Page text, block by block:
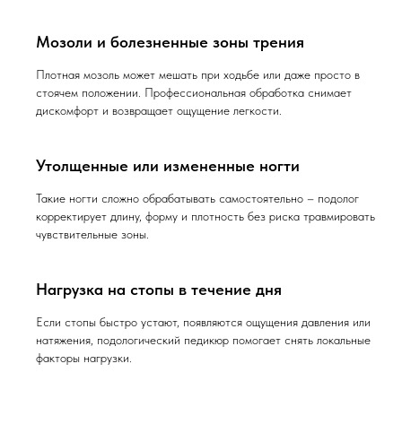
Мозоли и болезненные зоны трения
Плотная мозоль может мешать при ходьбе или даже просто в
стоячем положении. Профессиональная обработка снимает
дискомфорт и возвращает ощущение легкости.
Утолщенные или измененные ногти
Такие ногти сложно обрабатывать самостоятельно – подолог
корректирует длину, форму и плотность без риска травмировать
чувствительные зоны.
Нагрузка на стопы в течение дня
Если стопы быстро устают, появляются ощущения давления или
натяжения, подологический педикюр помогает снять локальные
факторы нагрузки.